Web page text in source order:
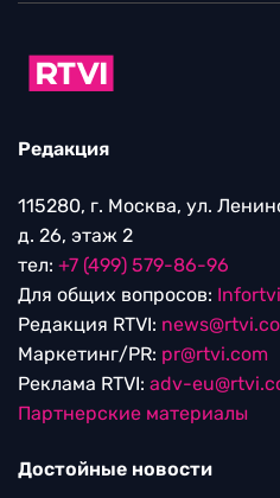
Редакция
115280, г. Москва, ул.
д. 26, этаж 2
тел: +7 (499) 579-86-96
Для общих вопросов:
Редакция RTVI:
Маркетинг/PR: pr@rtvi.com
Реклама RTVI: adv-
Партнерские материалы
Достойные новости